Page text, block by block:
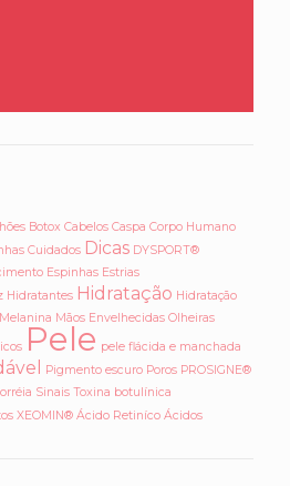
Botox Cabelos Caspa Corpo Humano
Cuidados Dicas DYSPORT®
Espinhas Estrias
Hidratantes Hidratação Hidratação
Melanina Mãos Envelhecidas Olheiras
Pele pele flácida e manchada
Pigmento escuro Poros PROSIGNE®
Sinais Toxina botulínica
XEOMIN® Ácido Retiníco Ácidos